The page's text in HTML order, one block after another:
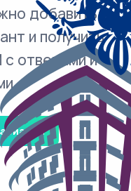
добавить в
и получить
с ответами и